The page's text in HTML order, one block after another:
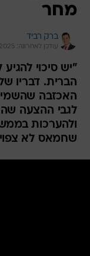
מחר
ברק רביד
עודכן לאחרונה: 30.5.2025 / 18:54
"יש סיכוי
הברית. דבריו
האכזבה
לגבי ההצעה
ולהערכות
שחמאס לא